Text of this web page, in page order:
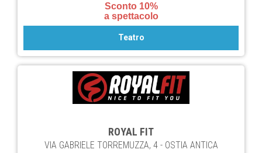
Sconto 10%
a spettacolo
Teatro
ROYAL FIT
VIA GABRIELE TORREMUZZA, 4 - OSTIA ANTICA